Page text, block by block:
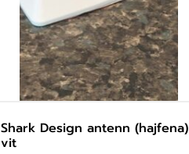
Shark Design antenn (hajfena)
vit